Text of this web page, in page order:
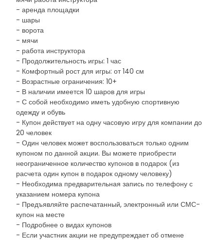
- аренда площадки
- шары
- ворота
- мячи
- работа инструктора
- Продолжительность игры: 1 час
- Комфортный рост для игры: от 140 см
- Возрастные ограничения: 10+
- В наличии имеется 10 шаров для игры
- С собой необходимо иметь удобную спортивную
одежду и обувь
- Купон действует на одну часовую игру для компании до
20 человек
- Один человек может воспользоваться только одним
купоном по данной акции. Вы можете приобрести
неограниченное количество купонов в подарок (из
расчета один купон в подарок одному человеку)
- Необходима предварительная запись по телефону с
указанием номера купона
- Предъявляйте распечатанный, электронный или СМС-
купон на месте
- Подробнее о видах купонов
- Если участник акции не предупреждает об отмене